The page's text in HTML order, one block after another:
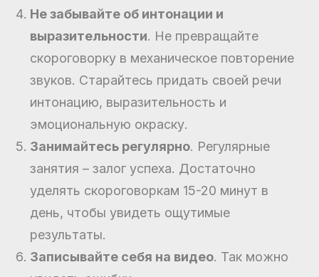
Не забывайте об интонации и
выразительности. Не превращайте
скороговорку в механическое повторение
звуков. Старайтесь придать своей речи
интонацию, выразительность и
эмоциональную окраску.
Занимайтесь регулярно. Регулярные
занятия – залог успеха. Достаточно
уделять скороговоркам 15-20 минут в
день, чтобы увидеть ощутимые
результаты.
Записывайте себя на видео. Так можно